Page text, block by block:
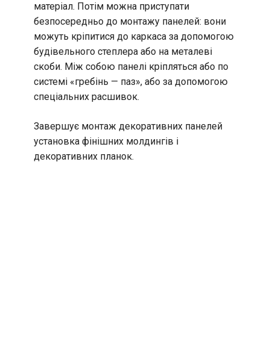
матеріал. Потім можна приступати
безпосередньо до монтажу панелей: вони
можуть кріпитися до каркаса за допомогою
будівельного степлера або на металеві
скоби. Між собою панелі кріпляться або по
системі «гребінь — паз», або за допомогою
спеціальних расшивок.
Завершує монтаж декоративних панелей
установка фінішних молдингів і
декоративних планок.